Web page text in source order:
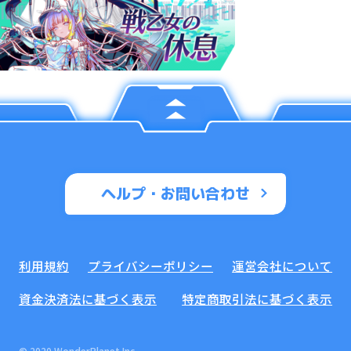
ヘルプ・お問い合わせ
利用規約 プライバシーポリシー
運営会社について
資金決済法に基づく表示
特定商取引法に基づく表示